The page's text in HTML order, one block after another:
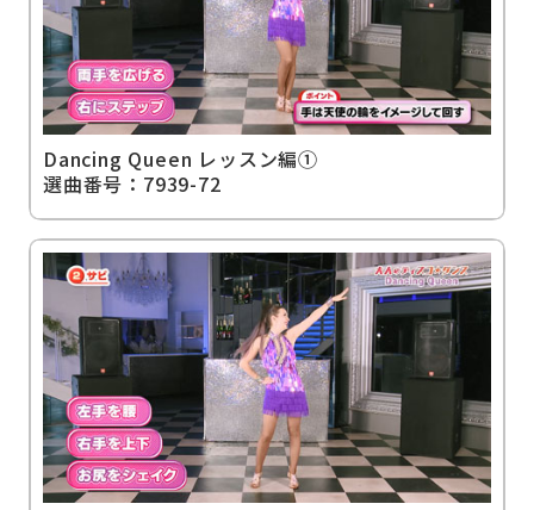
Dancing Queen レッスン編①
選曲番号：7939-72